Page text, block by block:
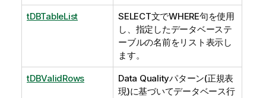
tDBTableList
SELECT文でWHERE句を使用
し、指定したデータベーステ
ーブルの名前をリスト表示し
ます。
tDBValidRows
Data Qualityパターン(正規表
現)に基づいてデータベース行